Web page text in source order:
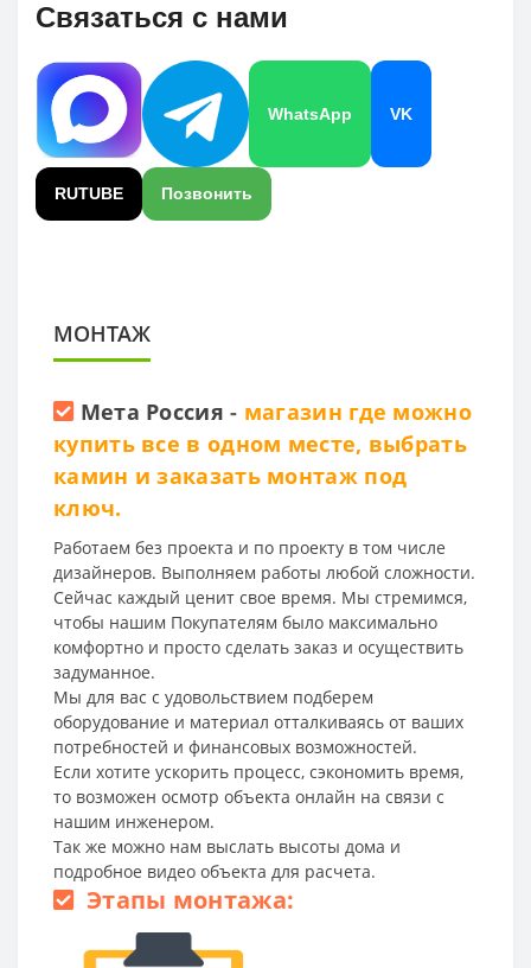
Связаться с нами
WhatsApp VK
RUTUBE Позвонить
МОНТАЖ
Мета Россия - магазин где можно
купить все в одном месте, выбрать
камин и заказать монтаж под
ключ.
Работаем без проекта и по проекту в том числе
дизайнеров. Выполняем работы любой сложности.
Сейчас каждый ценит свое время. Мы стремимся,
чтобы нашим Покупателям было максимально
комфортно и просто сделать заказ и осуществить
задуманное.
Мы для вас с удовольствием подберем
оборудование и материал отталкиваясь от ваших
потребностей и финансовых возможностей.
Если хотите ускорить процесс, сэкономить время,
то возможен осмотр объекта онлайн на связи с
нашим инженером.
Так же можно нам выслать высоты дома и
подробное видео объекта для расчета.
Этапы монтажа: